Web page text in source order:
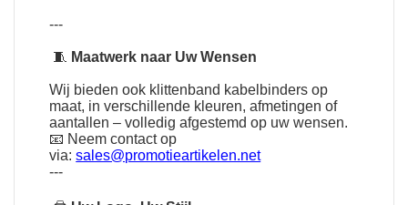
---
🧵 Maatwerk naar Uw Wensen
Wij bieden ook klittenband kabelbinders op
maat, in verschillende kleuren, afmetingen of
aantallen – volledig afgestemd op uw wensen.
📧 Neem contact op
via:sales@promotieartikelen.net
---